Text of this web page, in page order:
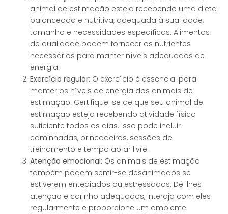
animal de estimação esteja recebendo uma dieta
balanceada e nutritiva, adequada à sua idade,
tamanho e necessidades específicas. Alimentos
de qualidade podem fornecer os nutrientes
necessários para manter níveis adequados de
energia.
Exercício regular: O exercício é essencial para
manter os níveis de energia dos animais de
estimação. Certifique-se de que seu animal de
estimação esteja recebendo atividade física
suficiente todos os dias. Isso pode incluir
caminhadas, brincadeiras, sessões de
treinamento e tempo ao ar livre.
Atenção emocional: Os animais de estimação
também podem sentir-se desanimados se
estiverem entediados ou estressados. Dê-lhes
atenção e carinho adequados, interaja com eles
regularmente e proporcione um ambiente